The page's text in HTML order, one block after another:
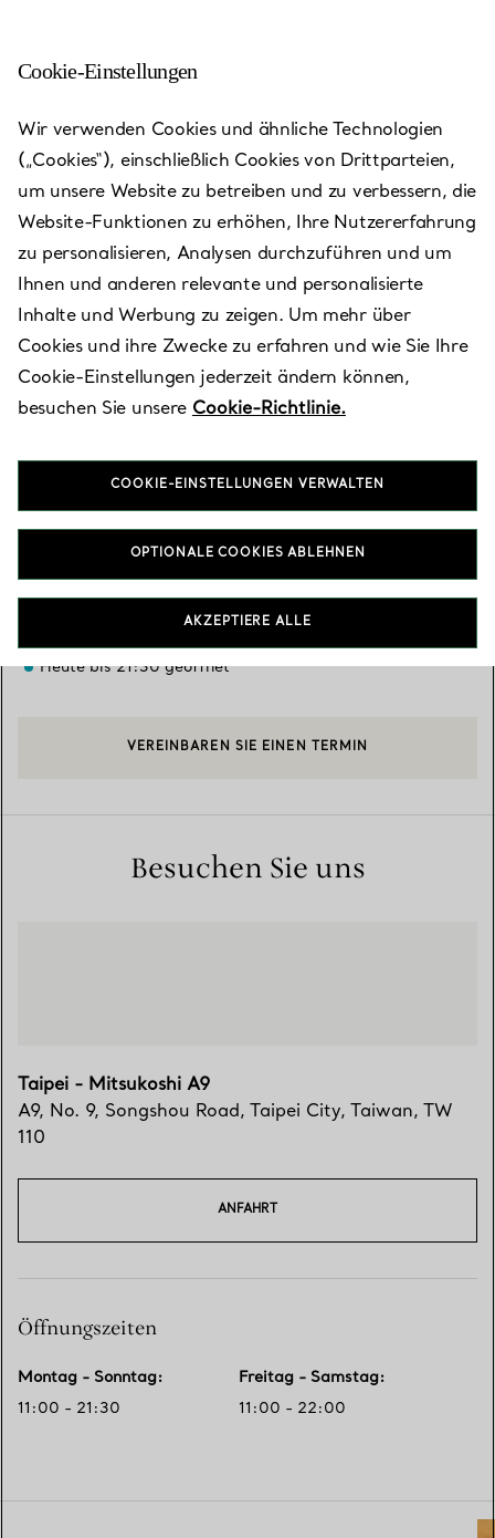
Taipei -
Mitsukoshi
A9
Heute bis 21:30 geöffnet
VEREINBAREN SIE EINEN TERMIN
Besuchen Sie uns
Taipei - Mitsukoshi A9
A9, No. 9, Songshou Road, Taipei City, Taiwan, TW
110
ANFAHRT
Öffnungszeiten
Montag - Sonntag:
11:00 - 21:30
Freitag - Samstag:
11:00 - 22:00
Cookie-Einstellungen
Wir verwenden Cookies und ähnliche Technologien
(„Cookies“), einschließlich Cookies von Drittparteien,
um unsere Website zu betreiben und zu verbessern, die
Website-Funktionen zu erhöhen, Ihre Nutzererfahrung
zu personalisieren, Analysen durchzuführen und um
Ihnen und anderen relevante und personalisierte
Inhalte und Werbung zu zeigen. Um mehr über
Cookies und ihre Zwecke zu erfahren und wie Sie Ihre
Cookie-Einstellungen jederzeit ändern können,
besuchen Sie unsere Cookie-Richtlinie.
COOKIE-EINSTELLUNGEN VERWALTEN
OPTIONALE COOKIES ABLEHNEN
AKZEPTIERE ALLE